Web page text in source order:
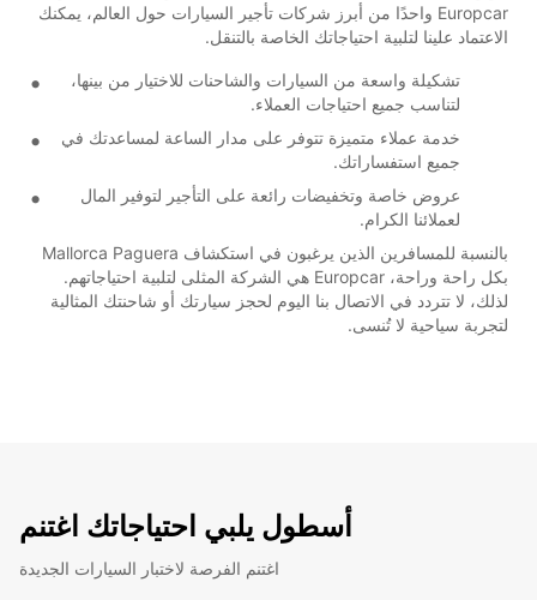
Europcar واحدًا من أبرز شركات تأجير السيارات حول العالم، يمكنك
الاعتماد علينا لتلبية احتياجاتك الخاصة بالتنقل.
تشكيلة واسعة من السيارات والشاحنات للاختيار من بينها،
لتناسب جميع احتياجات العملاء.
خدمة عملاء متميزة تتوفر على مدار الساعة لمساعدتك في
جميع استفساراتك.
عروض خاصة وتخفيضات رائعة على التأجير لتوفير المال
لعملائنا الكرام.
بالنسبة للمسافرين الذين يرغبون في استكشاف Mallorca Paguera
بكل راحة وراحة، Europcar هي الشركة المثلى لتلبية احتياجاتهم.
لذلك، لا تتردد في الاتصال بنا اليوم لحجز سيارتك أو شاحنتك المثالية
لتجربة سياحية لا تُنسى.
أسطول يلبي احتياجاتك اغتنم
اغتنم الفرصة لاختبار السيارات الجديدة